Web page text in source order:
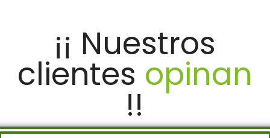
¡¡ Nuestros
clientes opinan
!!